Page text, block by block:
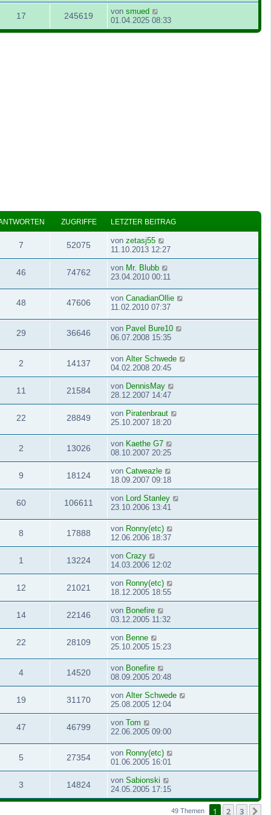
17 245619 von smued
01.04.2025 08:33
ZUGRIFFE LETZTER BEITRAG
7 52075 von zetasj55
11.10.2013 12:27
46 74762 von Mr. Blubb
23.04.2010 00:11
48 47606 von CanadianOllie
11.02.2010 07:37
29 36646 von Pavel Bure10
06.07.2008 15:35
2 14137 von Alter Schwede
04.02.2008 20:45
11 21584 von DennisMay
28.12.2007 14:47
22 28849 von Piratenbraut
25.10.2007 18:20
2 13026 von Kaethe G7
08.10.2007 20:25
9 18124 von Catweazle
18.09.2007 09:18
60 106611 von Lord Stanley
23.10.2006 13:41
8 17888 von Ronny(etc)
12.06.2006 18:37
1 13224 von Crazy
14.03.2006 12:02
12 21021 von Ronny(etc)
18.12.2005 18:55
14 22146 von Bonefire
03.12.2005 11:32
22 28109 von Benne
25.10.2005 15:23
4 14520 von Bonefire
08.09.2005 20:48
19 31170 von Alter Schwede
25.08.2005 12:04
47 46799 von Tom
22.06.2005 09:00
5 27354 von Ronny(etc)
01.06.2005 16:01
3 14824 von Sabionski
24.05.2005 17:15
49 Themen 1 2 3